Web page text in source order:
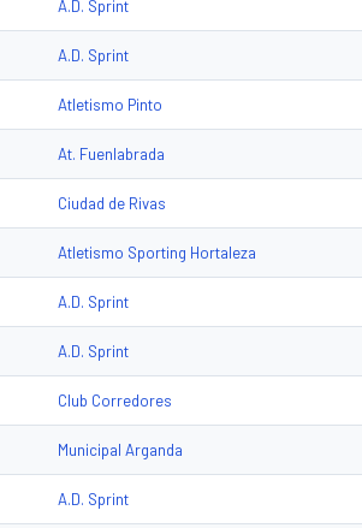
A.D. Sprint
A.D. Sprint
Atletismo Pinto
At. Fuenlabrada
Ciudad de Rivas
Atletismo Sporting Hortaleza
A.D. Sprint
A.D. Sprint
Club Corredores
Municipal Arganda
A.D. Sprint